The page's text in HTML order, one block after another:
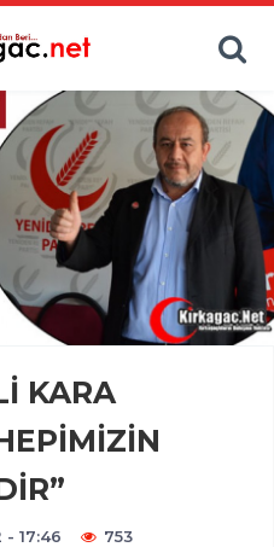
KARA
17:46 753